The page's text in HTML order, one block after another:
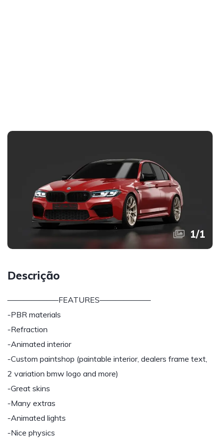
1/1
Descrição
——————–FEATURES——————–
-PBR materials
-Refraction
-Animated interior
-Custom paintshop (paintable interior, dealers frame text,
2 variation bmw logo and more)
-Great skins
-Many extras
-Animated lights
-Nice physics